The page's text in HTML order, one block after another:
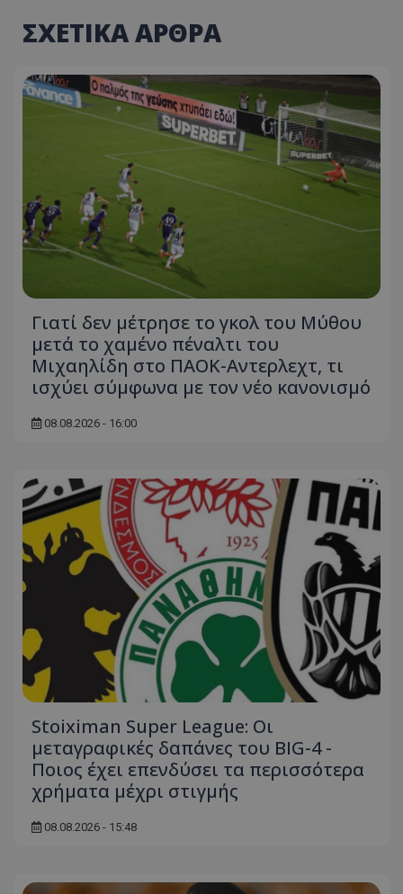
ΣΧΕΤΙΚΑ ΑΡΘΡΑ
Γιατί δεν μέτρησε το γκολ του Μύθου
μετά το χαμένο πέναλτι του
Μιχαηλίδη στο ΠΑΟΚ-Αντερλεχτ, τι
ισχύει σύμφωνα με τον νέο κανονισμό
08.08.2026 - 16:00
Stoiximan Super League: Οι
μεταγραφικές δαπάνες του BIG-4 -
Ποιος έχει επενδύσει τα περισσότερα
χρήματα μέχρι στιγμής
08.08.2026 - 15:48